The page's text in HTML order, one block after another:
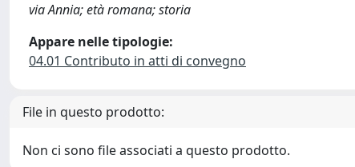
via Annia; età romana; storia
Appare nelle tipologie:
04.01 Contributo in atti di convegno
File in questo prodotto:
Non ci sono file associati a questo prodotto.